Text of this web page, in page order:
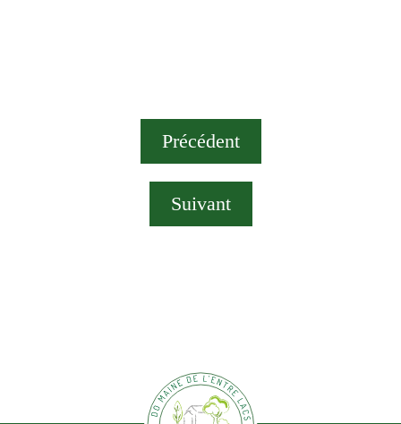
Précédent
Suivant